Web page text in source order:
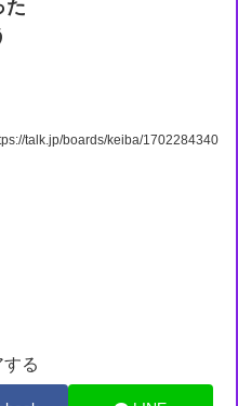
た
talk.jp/boards/keiba/1702284340
する